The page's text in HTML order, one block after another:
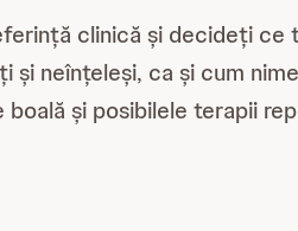
clinică și decideți
neînțeleși, ca și cum
și posibilele terapii